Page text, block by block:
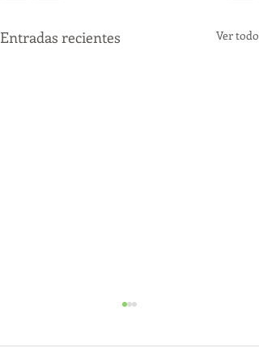
Entradas recientes Ver todo